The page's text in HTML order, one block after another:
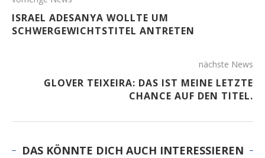
ISRAEL ADESANYA WOLLTE UM
SCHWERGEWICHTSTITEL ANTRETEN
nächste News
GLOVER TEIXEIRA: DAS IST MEINE LETZTE
CHANCE AUF DEN TITEL.
DAS KÖNNTE DICH AUCH INTERESSIEREN